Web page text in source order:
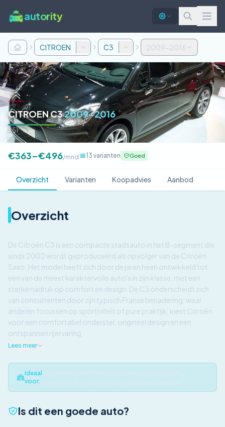
autority
CITROEN C3 2009-2016
CITROEN C32009-2016
A51
€363–€496/mnd 13 varianten Goed
Overzicht Varianten Koopadvies Aanbod
Overzicht
De Citroën C3 is een compacte stadsauto in het B-segment die
sinds 2002 wordt geproduceerd als opvolger van de Citroën
Saxo. Het model heeft zich door de jaren heen ontwikkeld tot
een van de meest karaktervolle auto's in zijn klasse, met een
sterke nadruk op comfort en design. De C3 onderscheidt zich
van concurrenten door zijn typisch Franse benadering: waar
anderen focussen op sportiviteit of pure praktijk, kiest Citroën
voor een comfortabel onderstel, origineel design en een
ontspannen rijervaring.
Lees meer
Ideaal
voor:
Is dit een goede auto?